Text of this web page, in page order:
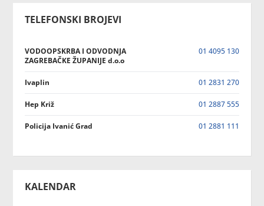
TELEFONSKI BROJEVI
VODOOPSKRBA I ODVODNJA
ZAGREBAČKE ŽUPANIJE d.o.o
01 4095 130
Ivaplin 01 2831 270
Hep Križ 01 2887 555
Policija Ivanić Grad 01 2881 111
KALENDAR